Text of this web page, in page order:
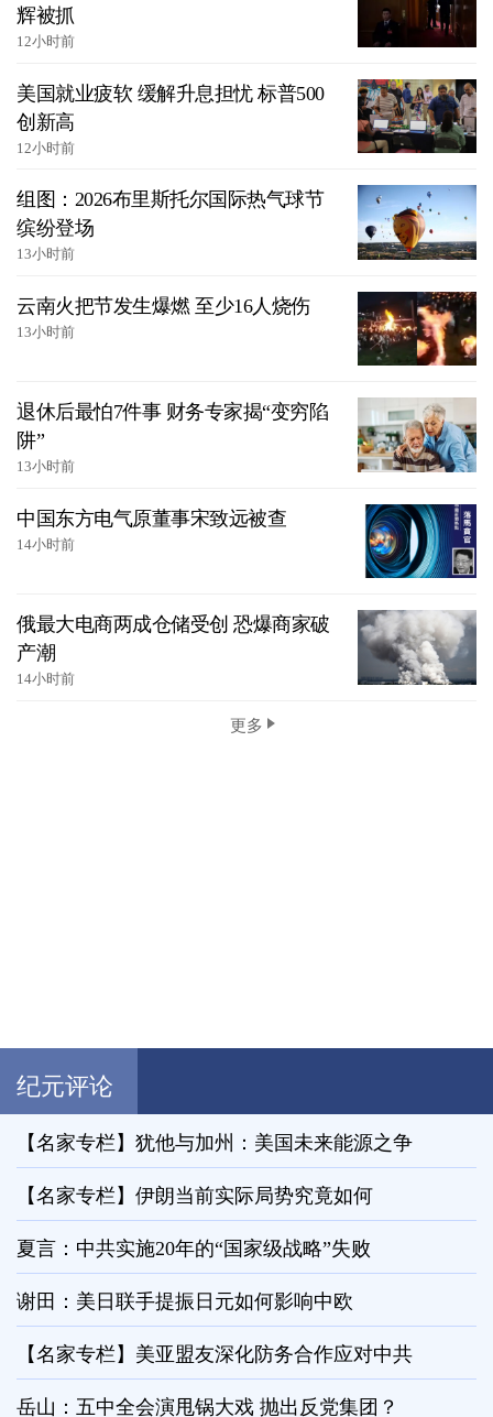
辉被抓
12小时前
美国就业疲软 缓解升息担忧 标普500
创新高
12小时前
组图：2026布里斯托尔国际热气球节
缤纷登场
13小时前
云南火把节发生爆燃 至少16人烧伤
13小时前
退休后最怕7件事 财务专家揭“变穷陷
阱”
13小时前
中国东方电气原董事宋致远被查
14小时前
俄最大电商两成仓储受创 恐爆商家破
产潮
14小时前
更多
纪元评论
【名家专栏】犹他与加州：美国未来能源之争
【名家专栏】伊朗当前实际局势究竟如何
夏言：中共实施20年的“国家级战略”失败
谢田：美日联手提振日元如何影响中欧
【名家专栏】美亚盟友深化防务合作应对中共
岳山：五中全会演甩锅大戏 抛出反党集团？